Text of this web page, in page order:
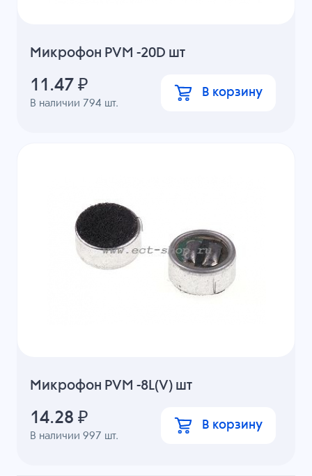
Микрофон PVM -20D шт
В наличии 794 шт.
11.47 ₽ В корзину
Микрофон PVM -8L(V) шт
В наличии997 шт.
14.28 ₽ В корзину